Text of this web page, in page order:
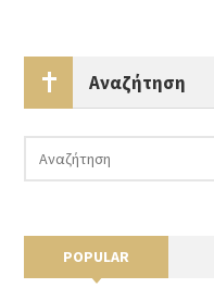
Αναζήτηση
POPULAR